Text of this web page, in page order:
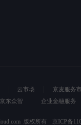
云市场 京麦服务
京东众智 企业金融服务
版权所有 京ICP备